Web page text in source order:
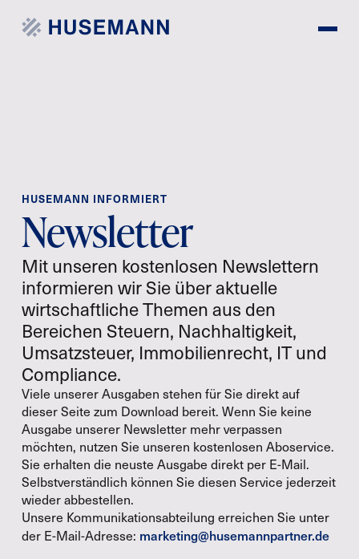
HUSEMANN INFORMIERT
Newsletter
Mit unseren kostenlosen Newslettern
informieren wir Sie über aktuelle
wirtschaftliche Themen aus den
Bereichen Steuern, Nachhaltigkeit,
Umsatzsteuer, Immobilienrecht, IT und
Compliance.
Viele unserer Ausgaben stehen für Sie direkt auf
dieser Seite zum Download bereit. Wenn Sie keine
Ausgabe unserer Newsletter mehr verpassen
möchten, nutzen Sie unseren kostenlosen Aboservice.
Sie erhalten die neuste Ausgabe direkt per E-Mail.
Selbstverständlich können Sie diesen Service jederzeit
wieder abbestellen.
Unsere Kommunikationsabteilung erreichen Sie unter
der E-Mail-Adresse: marketing@husemannpartner.de